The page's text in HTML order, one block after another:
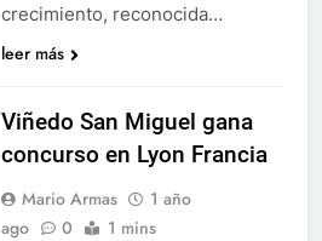
crecimiento, reconocida…
leer más
Viñedo San Miguel gana
concurso en Lyon Francia
Mario Armas
1 año
ago
0 1 mins